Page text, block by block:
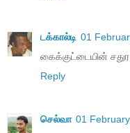
டக்கால்டி 01
கைக்குட்டையின் சதுர
Reply
செல்வா 01